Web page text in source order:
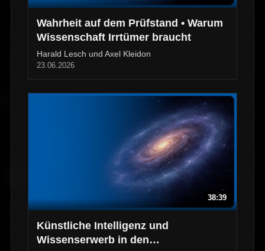
Wahrheit auf dem Prüfstand • Warum
Wissenschaft Irrtümer braucht
Harald Lesch und Axel Kleidon
23.06.2026
38:39
Künstliche Intelligenz und
Wissenserwerb in den